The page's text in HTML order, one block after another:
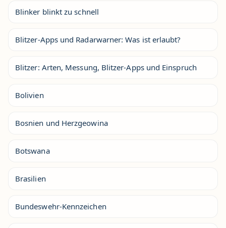
Blinker blinkt zu schnell
Blitzer-Apps und Radarwarner: Was ist erlaubt?
Blitzer: Arten, Messung, Blitzer-Apps und Einspruch
Bolivien
Bosnien und Herzgeowina
Botswana
Brasilien
Bundeswehr-Kennzeichen